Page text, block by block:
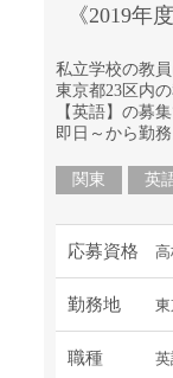
《2019年
私立学校の教
東京都23区内
【英語】の募集
即日～から勤務
関東 英
応募資格
勤務地
職種